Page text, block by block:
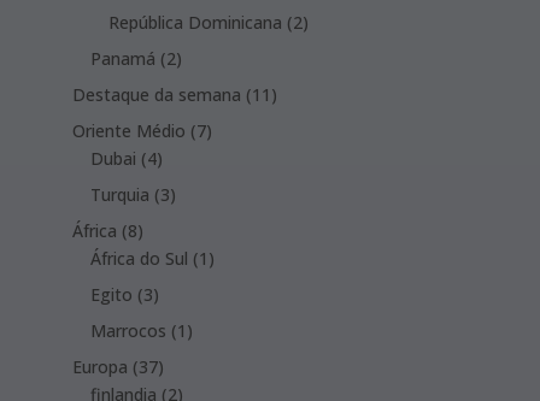
products
República Dominicana 22
Panamá 22
Destaque da semana 11 11
Oriente Médio 77
Dubai 44
products
Turquia 33
África 88
products
África do Sul 1 1
Egito 33
products
Marrocos 1 1
Europa 3737
products
finlandia 22